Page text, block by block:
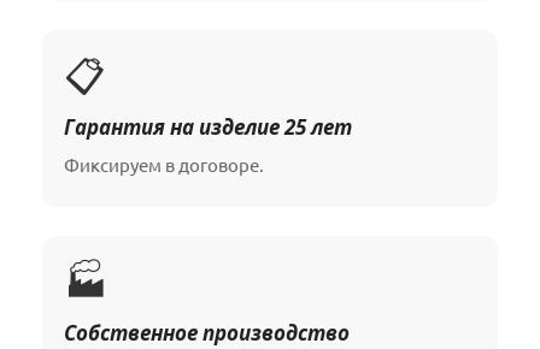
📋
Гарантия на изделие 25 лет
Фиксируем в договоре.
🏭
Собственное производство